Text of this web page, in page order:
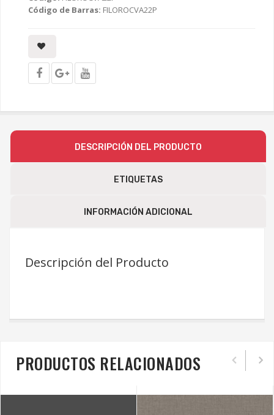
Código de Barras: FILOROCVA22P
DESCRIPCIÓN DEL PRODUCTO
ETIQUETAS
INFORMACIÓN ADICIONAL
Descripción del Producto
PRODUCTOS RELACIONADOS